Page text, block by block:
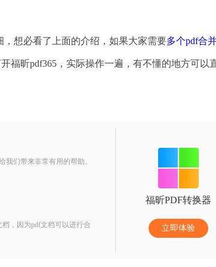
想必看了上面的介绍，如果大家需要多个pdf合
福昕pdf365，实际操作一遍，有不懂的地方可以
我们带来非常有用的帮助。
，因为pdf文档可以进行合
福昕PDF转换器
立即体验